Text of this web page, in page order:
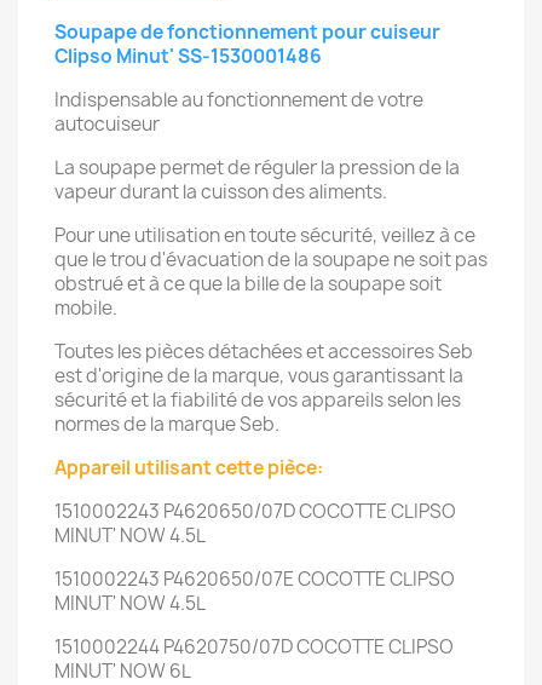
Soupape de fonctionnement pour cuiseur
Clipso Minut' SS-1530001486
Indispensable au fonctionnement de votre
autocuiseur
La soupape permet de réguler la pression de la
vapeur durant la cuisson des aliments.
Pour une utilisation en toute sécurité, veillez à ce
que le trou d'évacuation de la soupape ne soit pas
obstrué et à ce que la bille de la soupape soit
mobile.
Toutes les pièces détachées et accessoires Seb
est d'origine de la marque, vous garantissant la
sécurité et la fiabilité de vos appareils selon les
normes de la marque Seb.
Appareil utilisant cette pièce:
1510002243 P4620650/07D COCOTTE CLIPSO
MINUT' NOW 4.5L
1510002243 P4620650/07E COCOTTE CLIPSO
MINUT' NOW 4.5L
1510002244 P4620750/07D COCOTTE CLIPSO
MINUT' NOW 6L